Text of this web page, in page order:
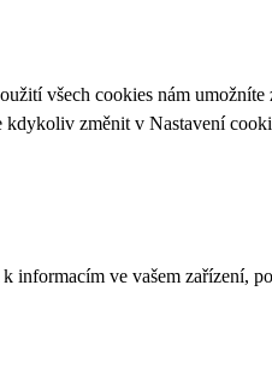
všech cookies nám umožníte
kdykoliv změnit v Nastavení
ve vašem zařízení,